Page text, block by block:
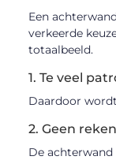
Een
verkeerde
totaalbeeld.
1. Te veel
Daardoor
2. Geen
De